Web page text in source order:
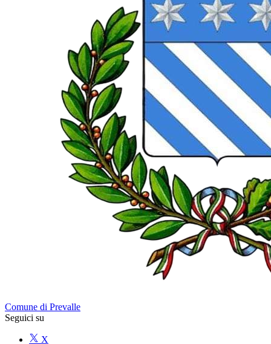
Comune di Prevalle
Seguici su
X